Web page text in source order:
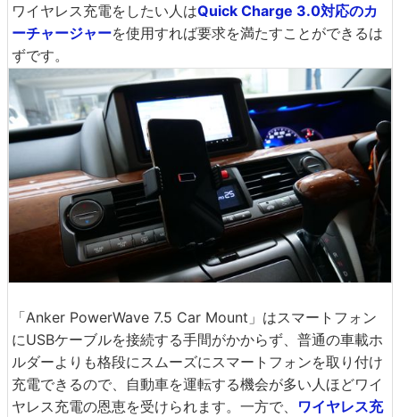
ワイヤレス充電をしたい人はQuick Charge 3.0対応のカ
ーチャージャーを使用すれば要求を満たすことができるは
ずです。
「Anker PowerWave 7.5 Car Mount」はスマートフォン
にUSBケーブルを接続する手間がかからず、普通の車載ホ
ルダーよりも格段にスムーズにスマートフォンを取り付け
充電できるので、自動車を運転する機会が多い人ほどワイ
ヤレス充電の恩恵を受けられます。一方で、 ワイヤレス充